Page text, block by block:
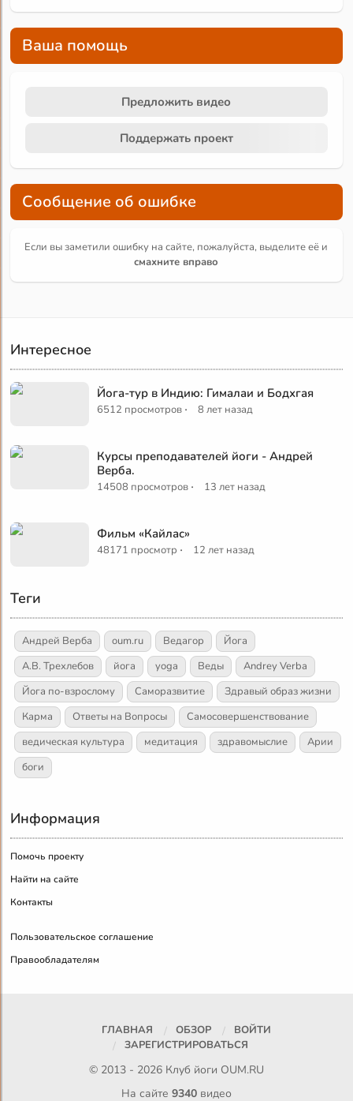
Ваша помощь
Предложить видео
Поддержать проект
Сообщение об ошибке
Если вы заметили ошибку на сайте, пожалуйста, выделите её и
смахните вправо
Интересное
Йога-тур в Индию: Гималаи и Бодхгая
6512 просмотров · 8 лет назад
Курсы преподавателей йоги - Андрей
Верба.
14508 просмотров · 13 лет назад
Фильм «Кайлас»
48171 просмотр · 12 лет назад
Теги
Андрей Верба oum.ru Ведагор
Йога
А.В. Трехлебов
йога yoga Веды
Andrey Verba
Йога по-взрослому
Саморазвитие
Здравый образ жизни
Карма
Ответы на Вопросы
Самосовершенствование
ведическая культура
медитация здравомыслие
Арии
боги
Информация
Помочь проекту
Найти на сайте
Контакты
Пользовательское соглашение
Правообладателям
ГЛАВНАЯ ОБЗОР
ВОЙТИ
ЗАРЕГИСТРИРОВАТЬСЯ
© 2013 - 2026 Клуб йоги OUM.RU
На сайте 9340видео